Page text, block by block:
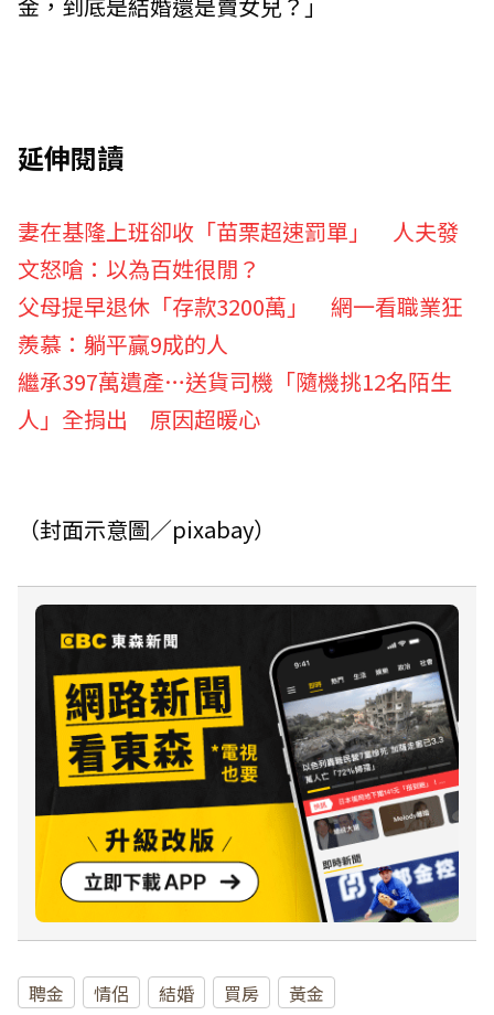
延伸閱讀
妻在基隆上班卻收「苗栗超速罰單」 人夫發
文怒嗆：以為百姓很閒？
父母提早退休「存款3200萬」 網一看職業狂
羨慕：躺平贏9成的人
繼承397萬遺產…送貨司機「隨機挑12名陌生
人」全捐出 原因超暖心
（封面示意圖／pixabay）
聘金 情侶 結婚 買房 黃金